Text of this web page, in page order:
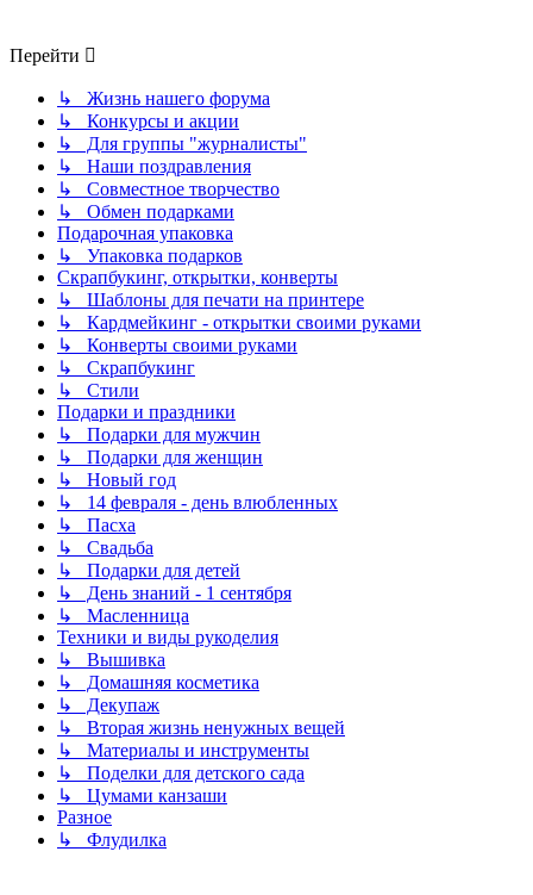
Перейти
↳ Жизнь нашего форума
↳ Конкурсы и акции
↳ Для группы "журналисты"
↳ Наши поздравления
↳ Совместное творчество
↳ Обмен подарками
Подарочная упаковка
↳ Упаковка подарков
Скрапбукинг, открытки, конверты
↳ Шаблоны для печати на принтере
↳ Кардмейкинг - открытки своими руками
↳ Конверты своими руками
↳ Скрапбукинг
↳ Стили
Подарки и праздники
↳ Подарки для мужчин
↳ Подарки для женщин
↳ Новый год
↳ 14 февраля - день влюбленных
↳ Пасха
↳ Свадьба
↳ Подарки для детей
↳ День знаний - 1 сентября
↳ Масленница
Техники и виды рукоделия
↳ Вышивка
↳ Домашняя косметика
↳ Декупаж
↳ Вторая жизнь ненужных вещей
↳ Материалы и инструменты
↳ Поделки для детского сада
↳ Цумами канзаши
Разное
↳ Флудилка